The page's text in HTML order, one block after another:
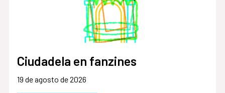
Ciudadela en fanzines
19 de agosto de 2026